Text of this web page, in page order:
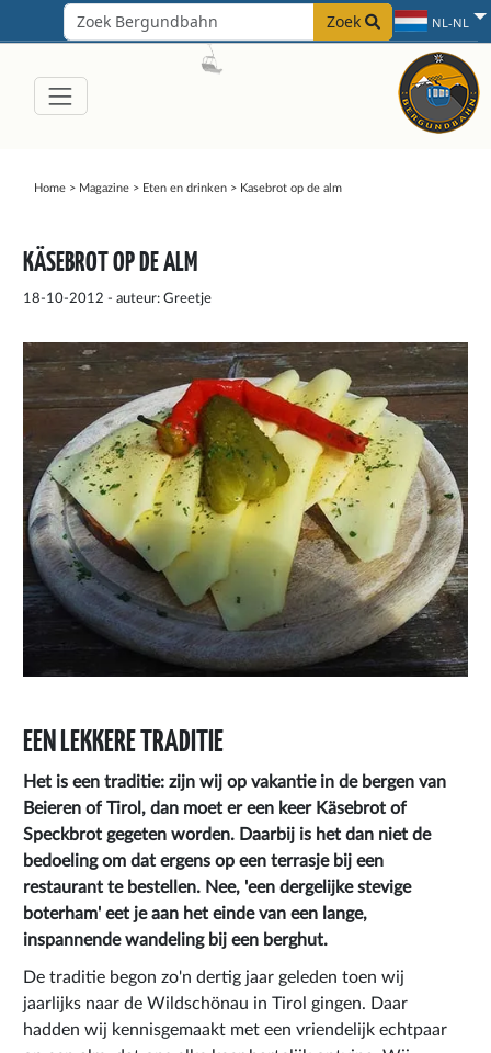
Zoek NL-NL
Home> Magazine> Eten en drinken> Kasebrot op de alm
KÄSEBROT OP DE ALM
18-10-2012 - auteur: Greetje
EEN LEKKERE TRADITIE
Het is een traditie: zijn wij op vakantie in de bergen van
Beieren of Tirol, dan moet er een keer Käsebrot of
Speckbrot gegeten worden. Daarbij is het dan niet de
bedoeling om dat ergens op een terrasje bij een
restaurant te bestellen. Nee, 'een dergelijke stevige
boterham' eet je aan het einde van een lange,
inspannende wandeling bij een berghut.
De traditie begon zo'n dertig jaar geleden toen wij
jaarlijks naar de Wildschönau in Tirol gingen. Daar
hadden wij kennisgemaakt met een vriendelijk echtpaar